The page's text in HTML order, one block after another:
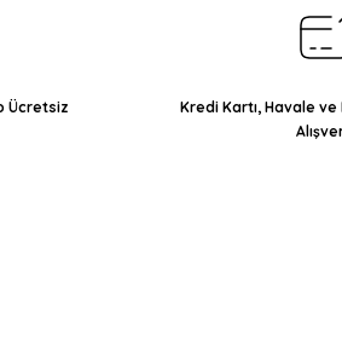
olmalı.
Ücretsiz
Kredi Kartı, Havale